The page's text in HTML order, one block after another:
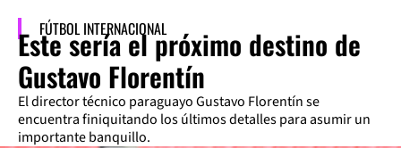
FÚTBOL INTERNACIONAL
Este sería el próximo destino de
Gustavo Florentín
El director técnico paraguayo Gustavo Florentín se
encuentra finiquitando los últimos detalles para asumir un
importante banquillo.